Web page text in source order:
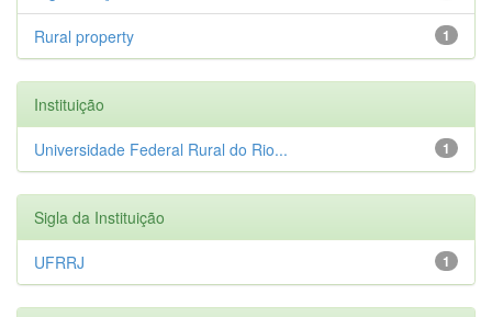
1
Rural property
Instituição
1
Universidade Federal Rural do Rio...
Sigla da Instituição
1
UFRRJ